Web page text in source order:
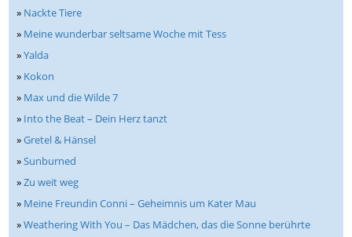
» Nackte Tiere
» Meine wunderbar seltsame Woche mit Tess
»Yalda
» Kokon
» Max und die Wilde 7
» Into the Beat – Dein Herz tanzt
»Gretel & Hänsel
»Sunburned
»Zu weit weg
» Meine Freundin Conni – Geheimnis um Kater Mau
»Weathering With You – Das Mädchen, das die Sonne berührte